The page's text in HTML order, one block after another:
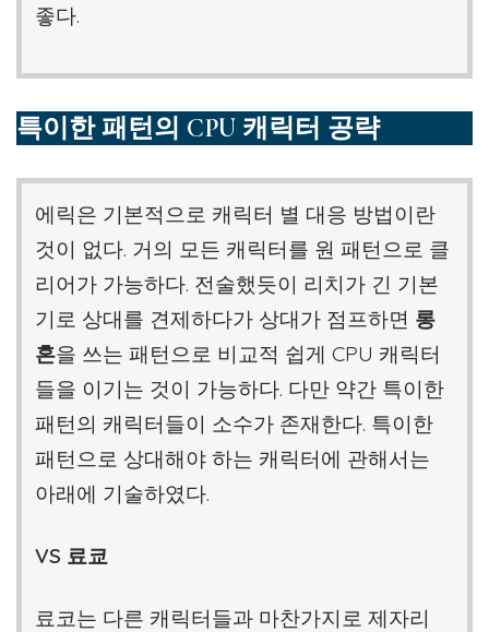
좋다.
특이한 패턴의 CPU 캐릭터 공략
에릭은 기본적으로 캐릭터 별 대응 방법이란
것이 없다. 거의 모든 캐릭터를 원 패턴으로 클
리어가 가능하다. 전술했듯이 리치가 긴 기본
기로 상대를 견제하다가 상대가 점프하면 롱
혼을 쓰는 패턴으로 비교적 쉽게 CPU 캐릭터
들을 이기는 것이 가능하다. 다만 약간 특이한
패턴의 캐릭터들이 소수가 존재한다. 특이한
패턴으로 상대해야 하는 캐릭터에 관해서는
아래에 기술하였다.
VS 료쿄
료코는 다른 캐릭터들과 마찬가지로 제자리